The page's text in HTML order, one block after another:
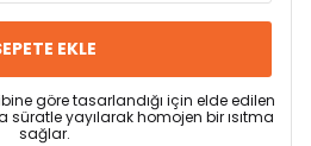
EKLE
göre tasarlandığı için elde edilen
süratle yayılarak homojen bir ısıtma
sağlar.